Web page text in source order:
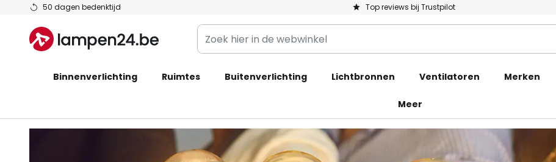
50 dagen bedenktijd Top reviews bij Trustpilot
Ga
de
inhoud
Zoek
hier
de
Binnenverlichting Ruimtes Buitenverlichting Lichtbronnen Ventilatoren Merken
Meer